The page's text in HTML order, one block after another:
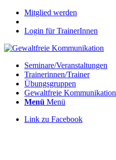
Mitglied werden
Login für TrainerInnen
Seminare/Veranstaltungen
Trainerinnen/Trainer
Übungsgruppen
Gewaltfreie Kommunikation
Menü Menü
Link zu Facebook